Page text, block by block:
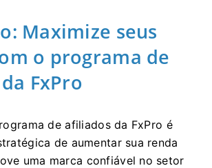
Maximize seus
o programa de
FxPro
de afiliados da FxPro é
de aumentar sua renda
uma marca confiável no setor